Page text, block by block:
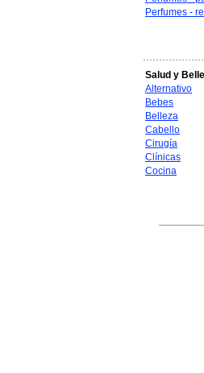
Perfumes -
Salud y
Alternativo
Bebes
Belleza
Cabello
Cirugía
Clínicas
Cocina